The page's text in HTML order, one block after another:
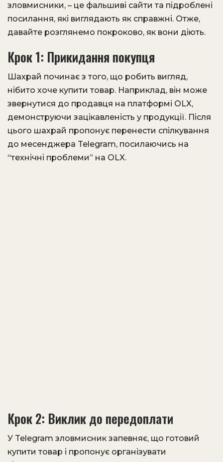
зловмисники, – це фальшиві сайти та підроблені
посилання, які виглядають як справжні. Отже,
давайте розглянемо покроково, як вони діють.
Крок 1: Прикидання покупця
Шахрай починає з того, що робить вигляд,
нібито хоче купити товар. Наприклад, він може
звернутися до продавця на платформі OLX,
демонструючи зацікавленість у продукції. Після
цього шахрай пропонує перенести спілкування
до месенджера Telegram, посилаючись на
“технічні проблеми” на OLX.
Крок 2: Виклик до передоплати
У Telegram зловмисник запевняє, що готовий
купити товар і пропонує організувати